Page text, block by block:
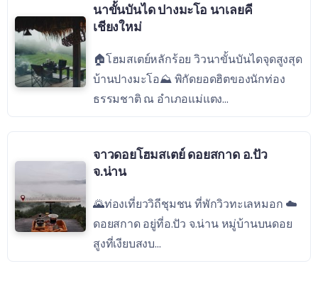
นาขั้นบันได ปางมะโอ นาเลยคี
เชียงใหม่
🏠โฮมสเตย์หลักร้อย วิวนาขั้นบันไดจุดสูงสุด
บ้านปางมะโอ⛰ พิกัดยอดฮิตของนักท่อง
ธรรมชาติ ณ อำเภอแม่แตง...
จาวดอยโฮมสเตย์ ดอยสกาด อ.ปัว
จ.น่าน
🌄ท่องเที่ยววิถีชุมชน ที่พักวิวทะเลหมอก ☁️
ดอยสกาด อยู่ที่อ.ปัว จ.น่าน หมู่บ้านบนดอย
สูงที่เงียบสงบ...